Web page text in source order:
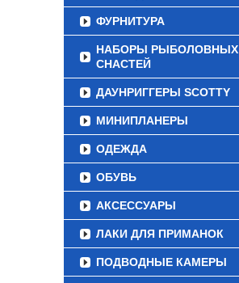
ФУРНИТУРА
НАБОРЫ РЫБОЛОВНЫХ
СНАСТЕЙ
ДАУНРИГГЕРЫ SCOTTY
МИНИПЛАНЕРЫ
ОДЕЖДА
ОБУВЬ
АКСЕССУАРЫ
ЛАКИ ДЛЯ ПРИМАНОК
ПОДВОДНЫЕ КАМЕРЫ